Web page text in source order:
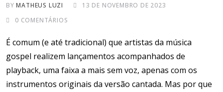
BYMATHEUS LUZI
13 DE NOVEMBRO DE 2023
0 COMENTÁRIOS
É comum (e até tradicional) que artistas da música
gospel realizem lançamentos acompanhados de
playback, uma faixa a mais sem voz, apenas com os
instrumentos originais da versão cantada. Mas por que